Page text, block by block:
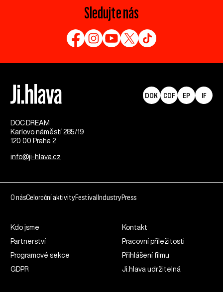
Sledujte nás
DOC.DREAM​
Karlovo náměstí 285/19
120 00 Praha 2
info@ji-hlava.cz
DOK CDF EP IF
O násCeloroční aktivityFestival IndustryPress
Kdo jsme
Kontakt
Partnerství
Pracovní příležitosti
Programové sekce
Přihlášení filmu
GDPR
Ji.hlava udržitelná